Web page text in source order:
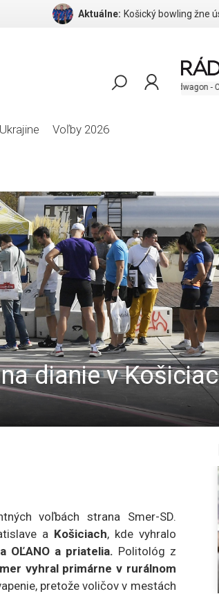
Aktuálne: Košický bowling žne
Voľby 2026
REO Speedwagon - Can't Fight This
dianie v
voľbách strana Smer-SD.
a Košiciach, kde vyhralo
OĽANO a priatelia. Politológ z
vyhral primárne v rurálnom
pretože voličov v mestách